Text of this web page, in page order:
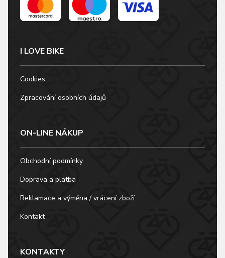
I LOVE BIKE
Cookies
Zpracování osobních údajů
ON-LINE NÁKUP
Obchodní podmínky
Doprava a platba
Reklamace a výměna / vrácení zboží
Kontakt
KONTAKTY